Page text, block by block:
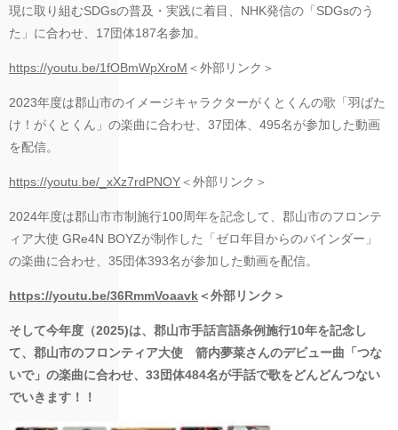
現に取り組むSDGsの普及・実践に着目、NHK発信の「SDGsのう
た」に合わせ、17団体187名参加。
https://youtu.be/1fOBmWpXroM ＜外部リンク＞
2023年度は郡山市のイメージキャラクターがくとくんの歌「羽ばた
け！がくとくん」の楽曲に合わせ、37団体、495名が参加した動画
を配信。
https://youtu.be/_xXz7rdPNOY ＜外部リンク＞
2024年度は郡山市市制施行100周年を記念して、郡山市のフロンテ
ィア大使 GRe4N BOYZが制作した「ゼロ年目からのバインダー」
の楽曲に合わせ、35団体393名が参加した動画を配信。
https://youtu.be/36RmmVoaavk＜外部リンク＞
そして今年度（2025)は、郡山市手話言語条例施行10年を記念し
て、郡山市のフロンティア大使 箭内夢菜さんのデビュー曲「つな
いで」の楽曲に合わせ、33団体484名が手話で歌をどんどんつない
でいきます！！